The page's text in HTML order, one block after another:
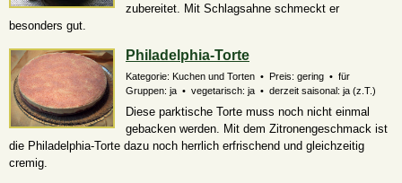
zubereitet. Mit Schlagsahne schmeckt er
besonders gut.
Philadelphia-Torte
Kategorie: Kuchen und Torten • Preis: gering • für
Gruppen: ja • vegetarisch: ja • derzeit saisonal: ja (z.T.)
Diese parktische Torte muss noch nicht einmal
gebacken werden. Mit dem Zitronengeschmack ist
die Philadelphia-Torte dazu noch herrlich erfrischend und gleichzeitig
cremig.